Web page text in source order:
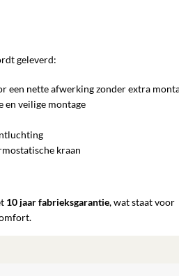
geleverd:
een nette afwerking zonder extra
en veilige montage
kraan
10 jaar fabrieksgarantie, wat staat voor